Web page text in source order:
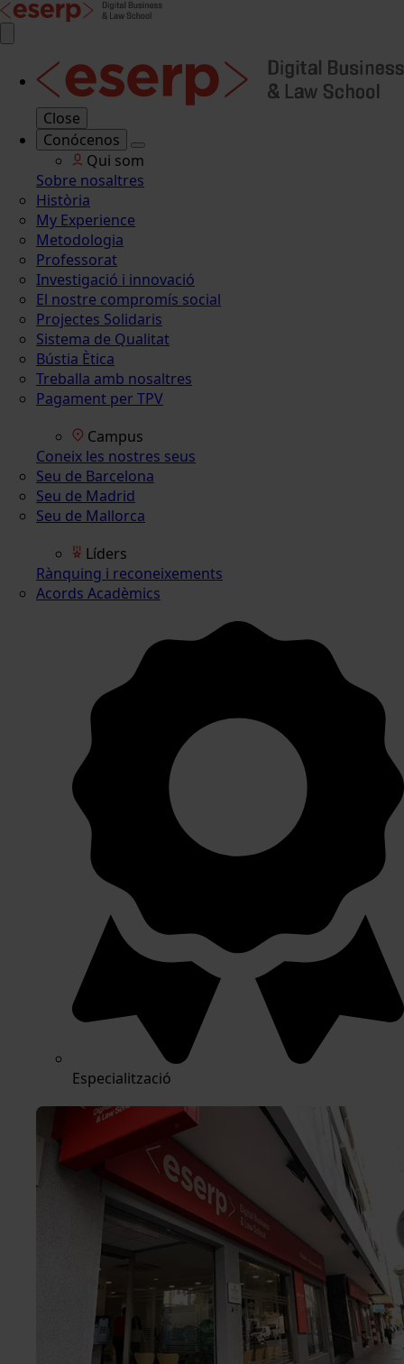
Close
Conócenos
Qui som
Sobre nosaltres
Història
My Experience
Metodologia
Professorat
Investigació i innovació
El nostre compromís social
Projectes Solidaris
Sistema de Qualitat
Bústia Ètica
Treballa amb nosaltres
Pagament per TPV
Campus
Coneix les nostres seus
Seu de Barcelona
Seu de Madrid
Seu de Mallorca
Líders
Rànquing i reconeixements
Acords Acadèmics
Especialització